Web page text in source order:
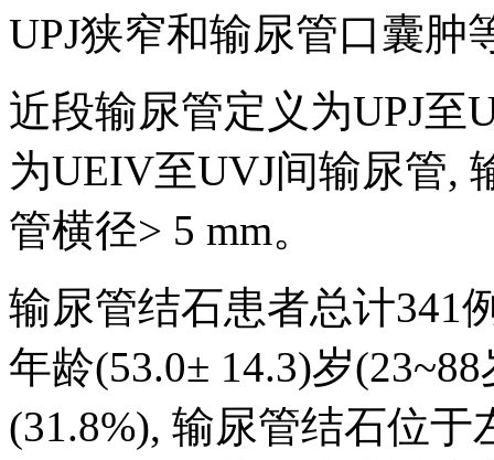
UPJ狭窄和输尿管口囊肿
近段输尿管定义为UPJ至
为UEIV至UVJ间输尿管,
管横径> 5 mm。
输尿管结石患者总计341
年龄(53.0± 14.3)岁
(31.8%), 输尿管结石位于